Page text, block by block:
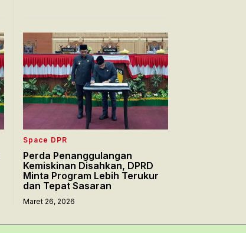
Space DPR
Perda Penanggulangan
Kemiskinan Disahkan, DPRD
Minta Program Lebih Terukur
dan Tepat Sasaran
Maret 26, 2026